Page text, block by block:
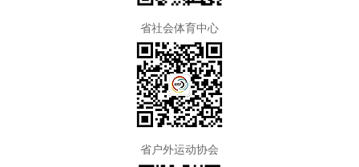
省社会体育中心
省户外运动协会